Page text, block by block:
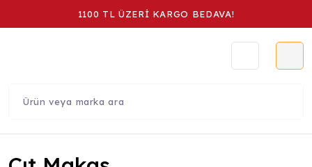
1100 TL ÜZERİ KARGO BEDAVA!